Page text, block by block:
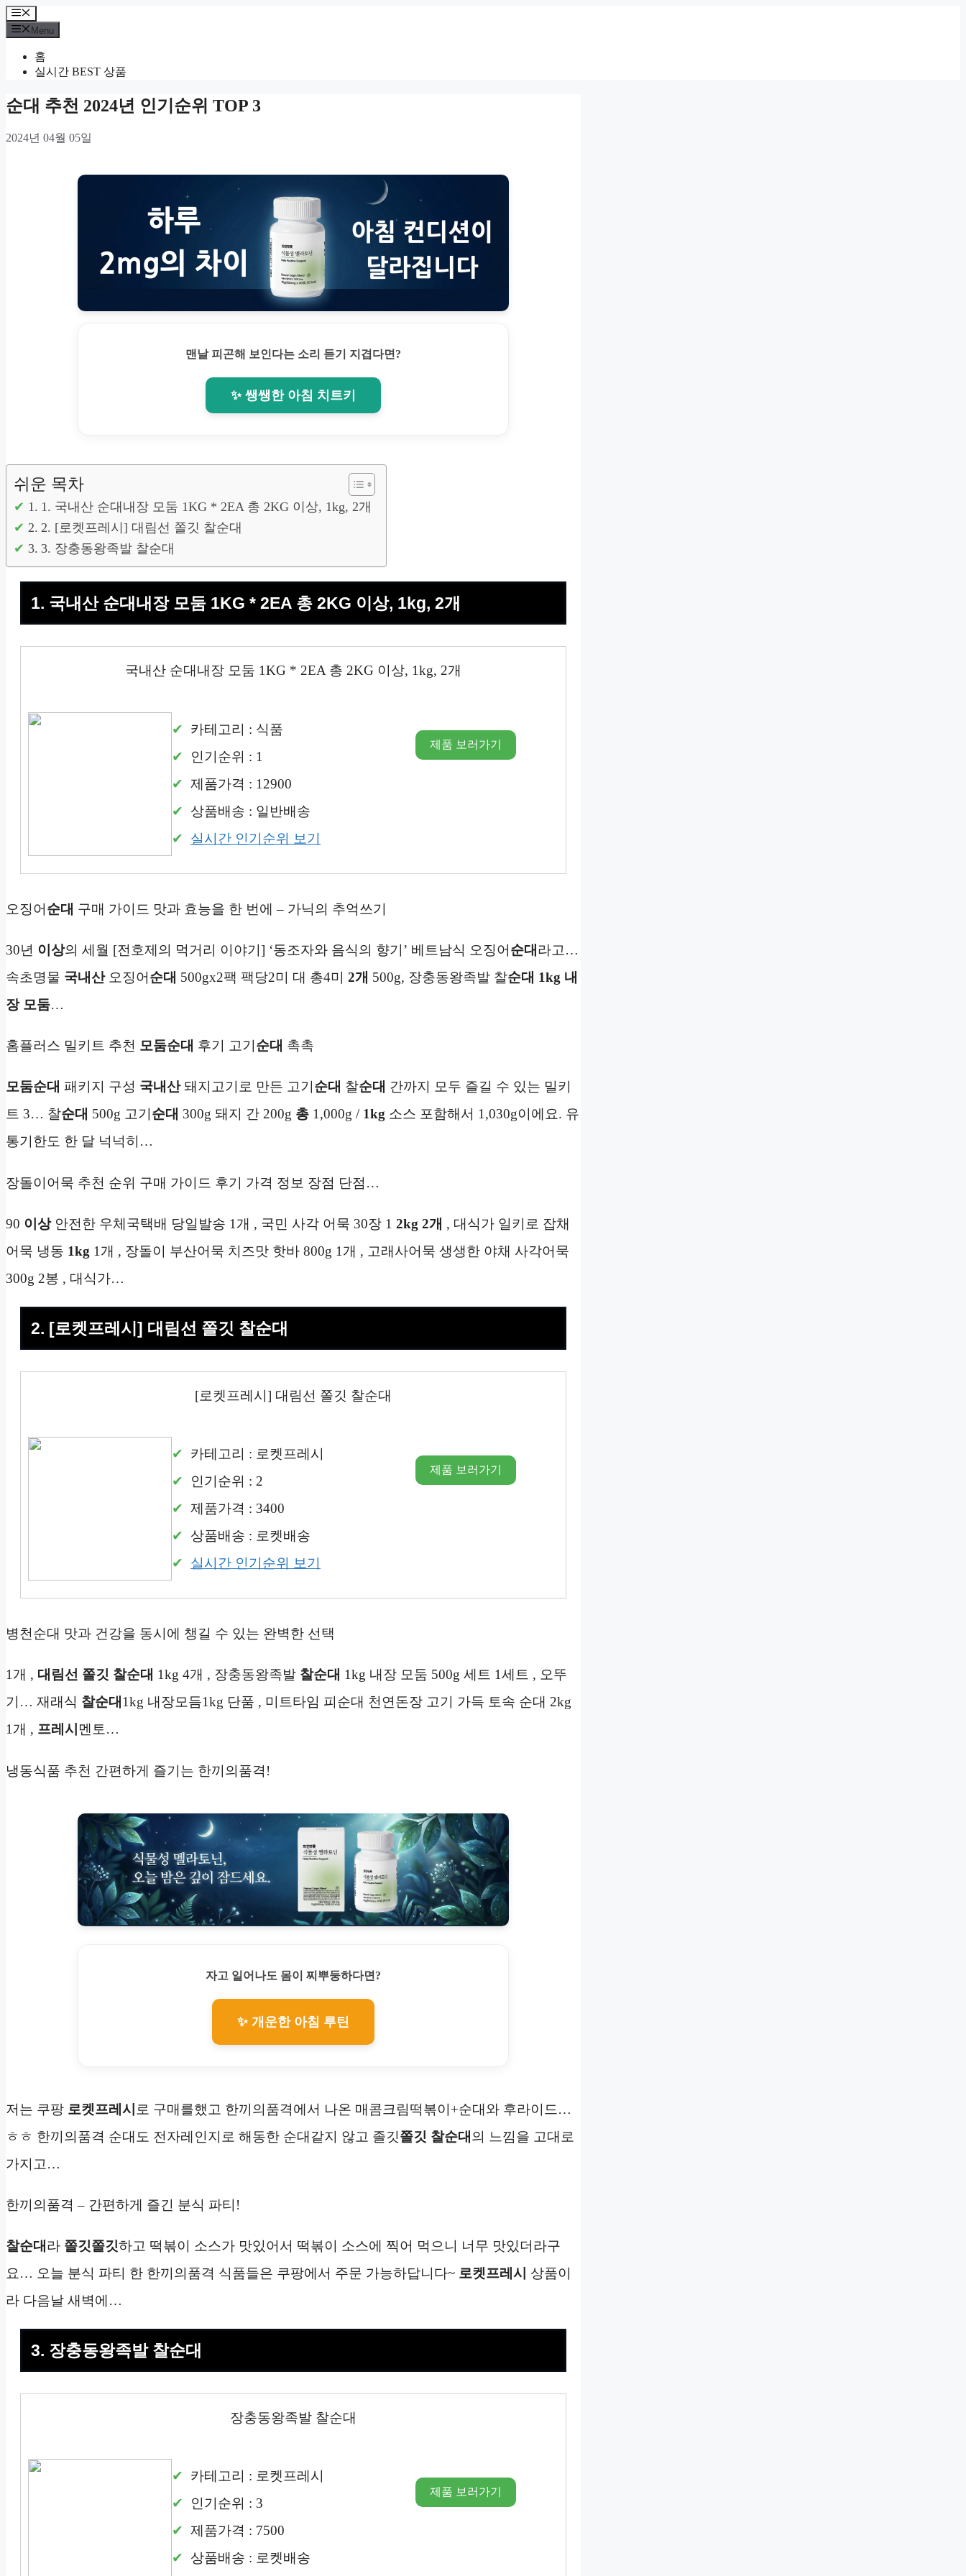
Skip
to
content
Menu
Menu
홈
실시간 BEST 상품
순대 추천 2024년 인기순위 TOP 3
2024년 04월 05일
맨날 피곤해 보인다는 소리 듣기 지겹다면?
✨ 쌩쌩한 아침 치트키
쉬운 목차
1. 국내산 순대내장 모둠 1KG * 2EA 총 2KG 이상, 1kg, 2개
2. [로켓프레시] 대림선 쫄깃 찰순대
3. 장충동왕족발 찰순대
1. 국내산 순대내장 모둠 1KG * 2EA 총 2KG 이상, 1kg, 2개
국내산 순대내장 모둠 1KG * 2EA 총 2KG 이상, 1kg, 2개
카테고리 : 식품
인기순위 : 1
제품가격 : 12900
상품배송 : 일반배송
실시간 인기순위 보기
제품 보러가기
오징어순대 구매 가이드 맛과 효능을 한 번에 – 가닉의 추억쓰기
30년 이상의 세월 [전호제의 먹거리 이야기] ‘동조자와 음식의 향기’ 베트남식 오징어 순대 라고…
속초명물 국내산오징어 순대 500gx2팩 팩당2미 대 총4미 2개 500g, 장충동왕족발 찰순대 1kg 내
장 모둠…
홈플러스 밀키트 추천 모둠순대 후기 고기 순대 촉촉
모둠순대 패키지 구성 국내산돼지고기로 만든 고기 순대 찰순대 간까지 모두 즐길 수 있는 밀키
트 3… 찰순대 500g 고기 순대 300g 돼지 간 200g 총 1,000g / 1kg 소스 포함해서 1,030g이에요. 유
통기한도 한 달 넉넉히…
장돌이어묵 추천 순위 구매 가이드 후기 가격 정보 장점 단점…
90 이상안전한 우체국택배 당일발송 1개 , 국민 사각 어묵 30장 1 2kg 2개 , 대식가 일키로 잡채
어묵 냉동 1kg 1개 , 장돌이 부산어묵 치즈맛 핫바 800g 1개 , 고래사어묵 생생한 야채 사각어묵
300g 2봉 , 대식가…
2. [로켓프레시] 대림선 쫄깃 찰순대
[로켓프레시] 대림선 쫄깃 찰순대
카테고리 : 로켓프레시
인기순위 : 2
제품가격 : 3400
상품배송 : 로켓배송
실시간 인기순위 보기
제품 보러가기
병천순대 맛과 건강을 동시에 챙길 수 있는 완벽한 선택
1개 , 대림선 쫄깃 찰순대 1kg 4개 , 장충동왕족발 찰순대 1kg 내장 모둠 500g 세트 1세트 , 오뚜
기… 재래식 찰순대 1kg 내장모듬1kg 단품 , 미트타임 피순대 천연돈장 고기 가득 토속 순대 2kg
1개 , 프레시 멘토…
냉동식품 추천 간편하게 즐기는 한끼의품격!
자고 일어나도 몸이 찌뿌둥하다면?
✨ 개운한 아침 루틴
저는 쿠팡 로켓프레시 로 구매를했고 한끼의품격에서 나온 매콤크림떡볶이+순대와 후라이드…
ㅎㅎ 한끼의품격 순대도 전자레인지로 해동한 순대같지 않고 졸깃쫄깃 찰순대 의 느낌을 고대로
가지고…
한끼의품격 – 간편하게 즐긴 분식 파티!
찰순대 라 쫄깃쫄깃하고 떡볶이 소스가 맛있어서 떡볶이 소스에 찍어 먹으니 너무 맛있더라구
요… 오늘 분식 파티 한 한끼의품격 식품들은 쿠팡에서 주문 가능하답니다~ 로켓프레시
상품이
라 다음날 새벽에…
3. 장충동왕족발 찰순대
장충동왕족발 찰순대
카테고리 : 로켓프레시
인기순위 : 3
제품가격 : 7500
상품배송 : 로켓배송
제품 보러가기